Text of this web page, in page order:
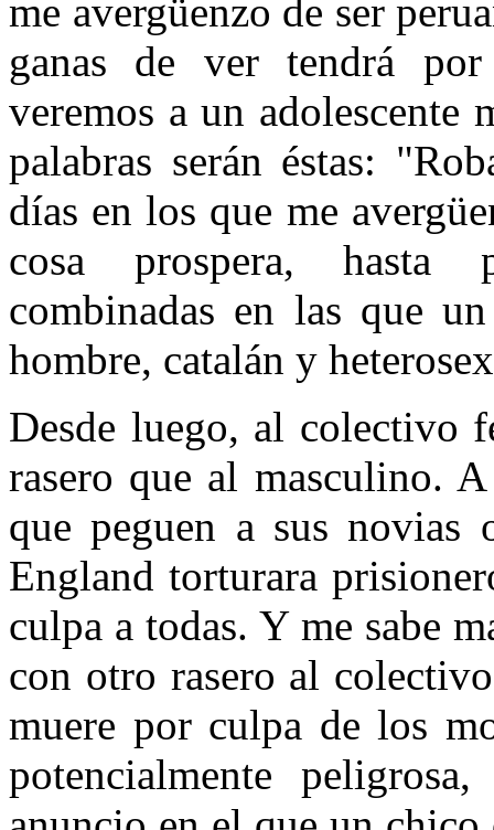
me avergüenzo de ser
ganas de ver tendrá
veremos a un adolescente
palabras serán éstas:
días en los que me
cosa prospera, hasta
combinadas en las que
hombre, catalán y
Desde luego, al colectivo
rasero que al masculino.
que peguen a sus novias
England torturara
culpa a todas. Y me sabe
con otro rasero al
muere por culpa de los
potencialmente